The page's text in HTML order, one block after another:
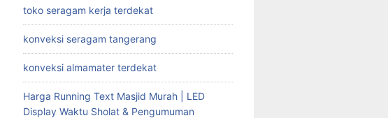
toko seragam kerja terdekat
konveksi seragam tangerang
konveksi almamater terdekat
Harga Running Text Masjid Murah | LED
Display Waktu Sholat & Pengumuman